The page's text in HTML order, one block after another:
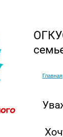
Главная